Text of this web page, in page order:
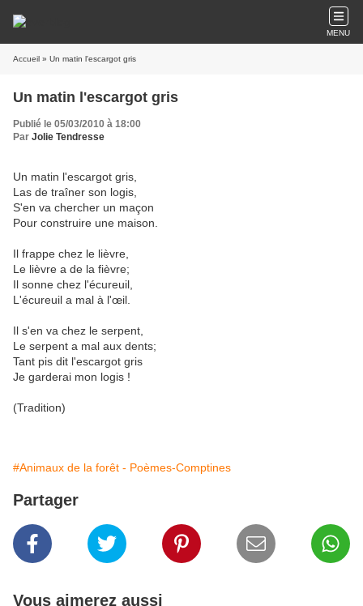
MENU
Accueil » Un matin l'escargot gris
Un matin l'escargot gris
Publié le 05/03/2010 à 18:00
Par Jolie Tendresse
Un matin l'escargot gris,
Las de traîner son logis,
S'en va chercher un maçon
Pour construire une maison.
Il frappe chez le lièvre,
Le lièvre a de la fièvre;
Il sonne chez l'écureuil,
L'écureuil a mal à l'œil.
Il s'en va chez le serpent,
Le serpent a mal aux dents;
Tant pis dit l'escargot gris
Je garderai mon logis !
(Tradition)
#Animaux de la forêt - Poèmes-Comptines
Partager
Vous aimerez aussi